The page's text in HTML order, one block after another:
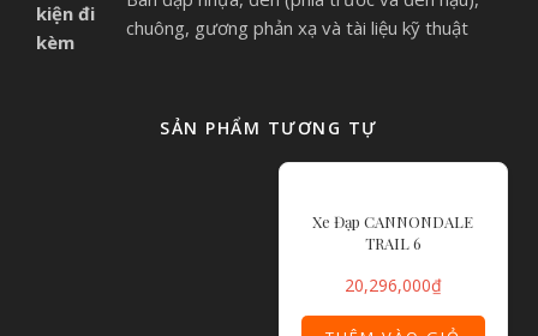
kiện đi
kèm
chuông, gương phản xạ và tài liệu kỹ thuật
SẢN PHẨM TƯƠNG TỰ
Xe Đạp CANNONDALE
TRAIL 6
20,296,000₫